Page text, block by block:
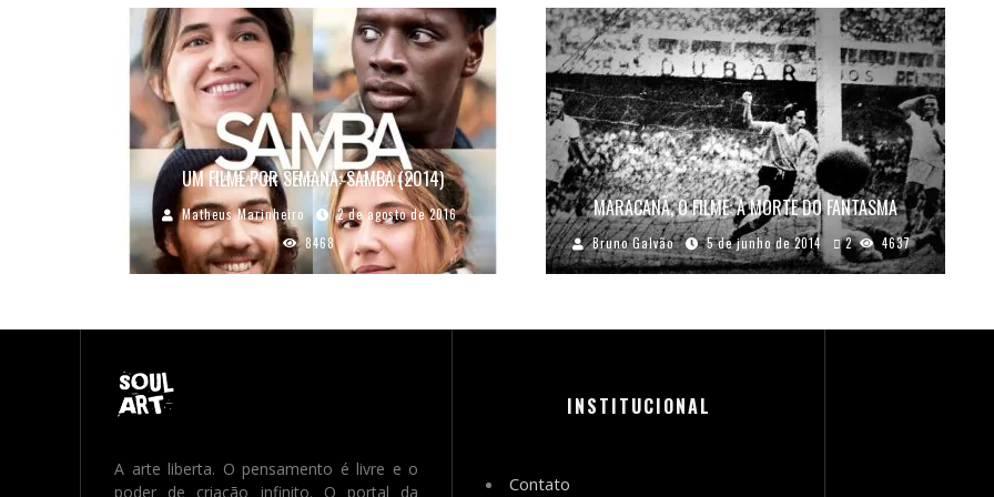
UM FILME POR SEMANA: SAMBA (2014)
Matheus Marinheiro
2 de agosto de 2016
8468
MARACANÃ, O FILME: A MORTE DO FANTASMA
Bruno Galvão 5 de junho de 2014 2 4637
A arte liberta. O pensamento é livre e o
poder de criação infinito. O portal da
INSTITUCIONAL
Contato